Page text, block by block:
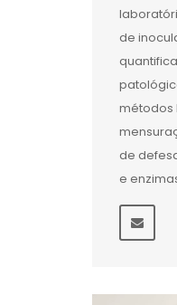
de
métodos
de
e